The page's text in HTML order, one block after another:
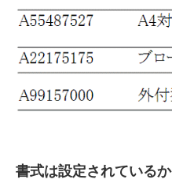
書式は設定されているか